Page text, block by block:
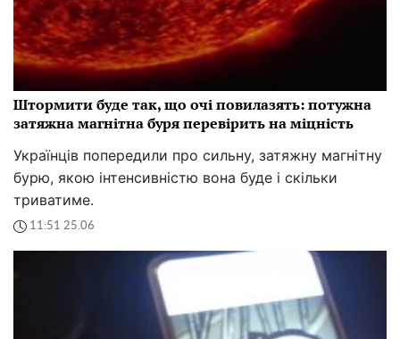
Штормити буде так, що очі повилазять: потужна
затяжна магнітна буря перевірить на міцність
Українців попередили про сильну, затяжну магнітну
бурю, якою інтенсивністю вона буде і скільки
триватиме.
11:51 25.06